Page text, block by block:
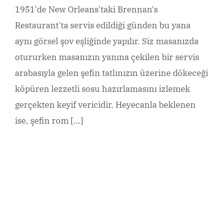
1951'de New Orleans'taki Brennan's
Restaurant'ta servis edildiği günden bu yana
aynı görsel şov eşliğinde yapılır. Siz masanızda
otururken masanızın yanına çekilen bir servis
arabasıyla gelen şefin tatlınızın üzerine dökeceği
köpüren lezzetli sosu hazırlamasını izlemek
gerçekten keyif vericidir. Heyecanla beklenen
ise, şefin rom [...]